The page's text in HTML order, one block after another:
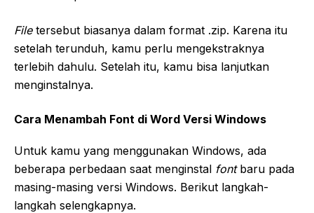
File tersebut biasanya dalam format .zip. Karena itu
setelah terunduh, kamu perlu mengekstraknya
terlebih dahulu. Setelah itu, kamu bisa lanjutkan
menginstalnya.
Cara Menambah Font di Word Versi Windows
Untuk kamu yang menggunakan Windows, ada
beberapa perbedaan saat menginstal font baru pada
masing-masing versi Windows. Berikut langkah-
langkah selengkapnya.